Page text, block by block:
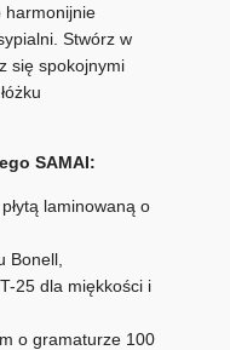
harmonijnie
Stwórz w
się spokojnymi
SAMAI:
laminowaną o
Bonell,
25 dla miękkości i
o gramaturze 100